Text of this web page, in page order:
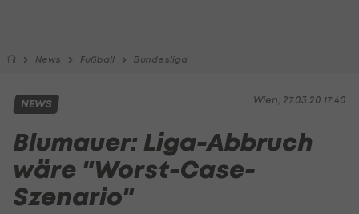
News Fußball Bundesliga
Wien, 27.03.20 17:40
NEWS
Blumauer: Liga-Abbruch
wäre "Worst-Case-
Szenario"